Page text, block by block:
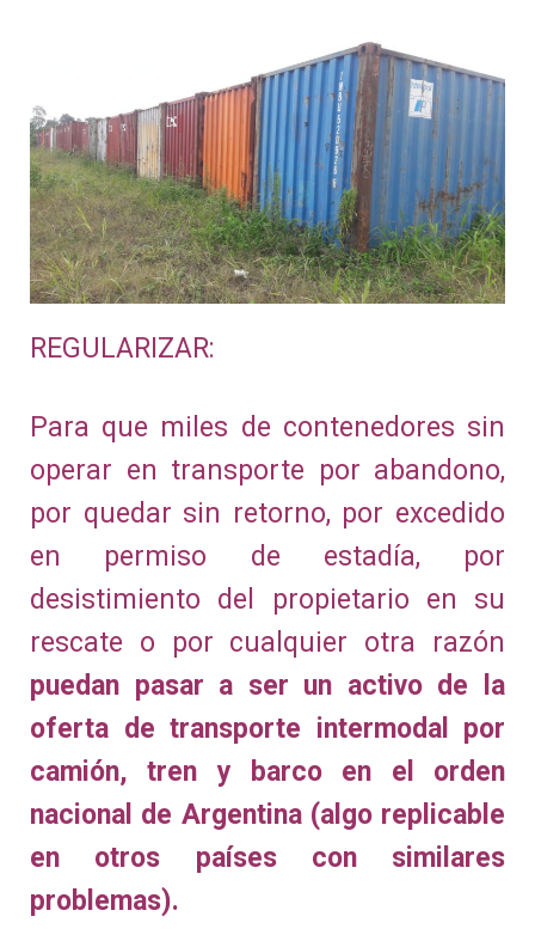
REGULARIZAR:
Para que miles de contenedores sin
operar en transporte por abandono,
por quedar sin retorno, por excedido
en permiso de estadía, por
desistimiento del propietario en su
rescate o por cualquier otra razón
puedan pasar a ser un activo de la
oferta de transporte intermodal por
camión, tren y barco en el orden
nacional de Argentina (algo replicable
en otros países con similares
problemas).